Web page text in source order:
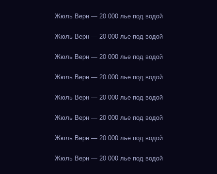
Жюль Верн — 20 000 лье под водой
Жюль Верн — 20 000 лье под водой
Жюль Верн — 20 000 лье под водой
Жюль Верн — 20 000 лье под водой
Жюль Верн — 20 000 лье под водой
Жюль Верн — 20 000 лье под водой
Жюль Верн — 20 000 лье под водой
Жюль Верн — 20 000 лье под водой